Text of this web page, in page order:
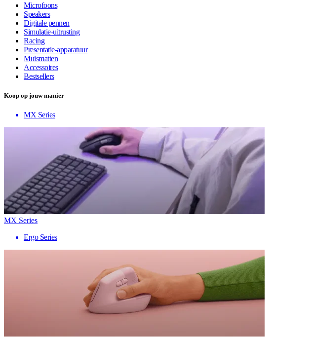
Microfoons
Speakers
Digitale pennen
Simulatie-uitrusting
Racing
Presentatie-apparatuur
Muismatten
Accessoires
Bestsellers
Koop op jouw manier
MX Series
MX Series
Ergo Series